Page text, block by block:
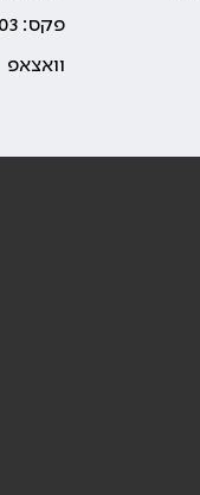
פקס: 03-5753303
וואצאפ